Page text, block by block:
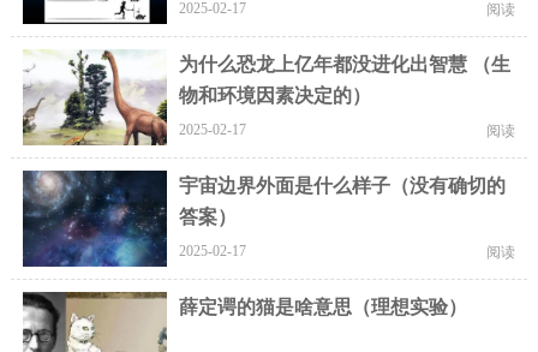
2025-02-17 阅读
为什么恐龙上亿年都没进化出智慧 （生
物和环境因素决定的）
2025-02-17 阅读
宇宙边界外面是什么样子（没有确切的
答案）
2025-02-17 阅读
薛定谔的猫是啥意思（理想实验）